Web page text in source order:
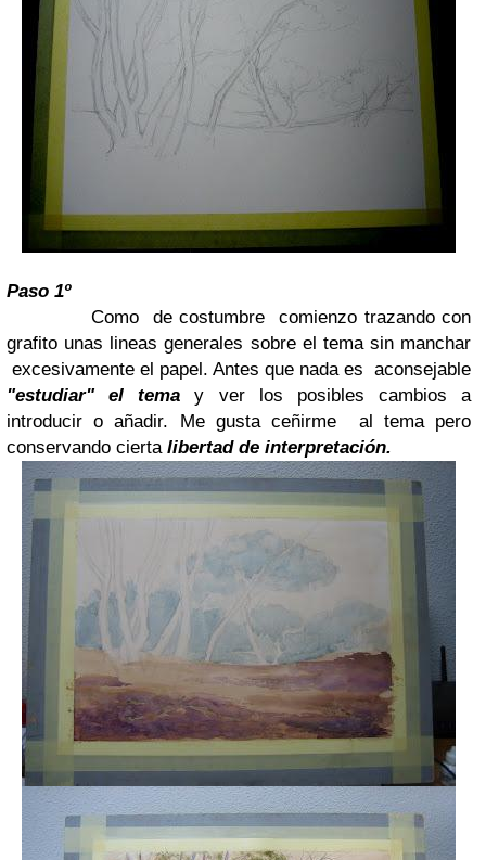
Paso 1º
Como de costumbre comienzo trazando con
grafito unas lineas generales sobre el tema sin manchar
excesivamente el papel. Antes que nada es aconsejable
"estudiar" el tema y ver los posibles cambios a
introducir o añadir. Me gusta ceñirme al tema pero
conservando cierta libertad de interpretación.